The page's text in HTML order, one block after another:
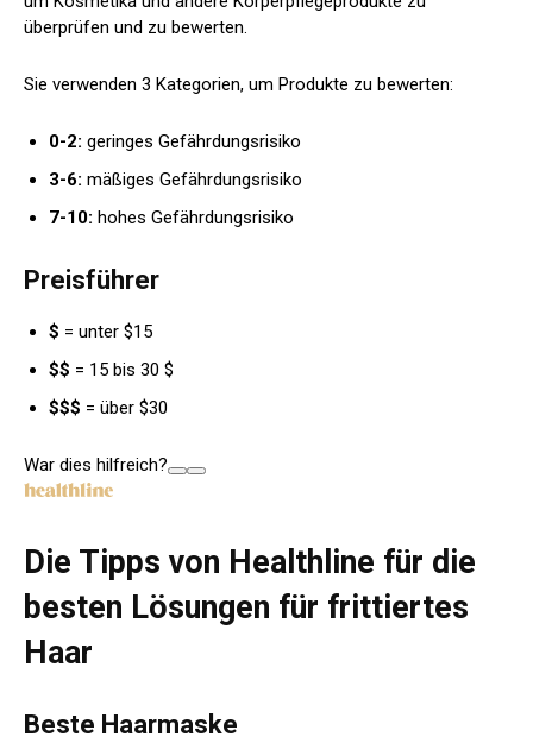
überprüfen und zu bewerten.
Sie verwenden 3 Kategorien, um Produkte zu bewerten:
0-2: geringes Gefährdungsrisiko
3-6: mäßiges Gefährdungsrisiko
7-10: hohes Gefährdungsrisiko
Preisführer
$ = unter $15
$$ = 15 bis 30 $
$$$ = über $30
War dies hilfreich?
Die Tipps von Healthline für die
besten Lösungen für frittiertes
Haar
Beste Haarmaske